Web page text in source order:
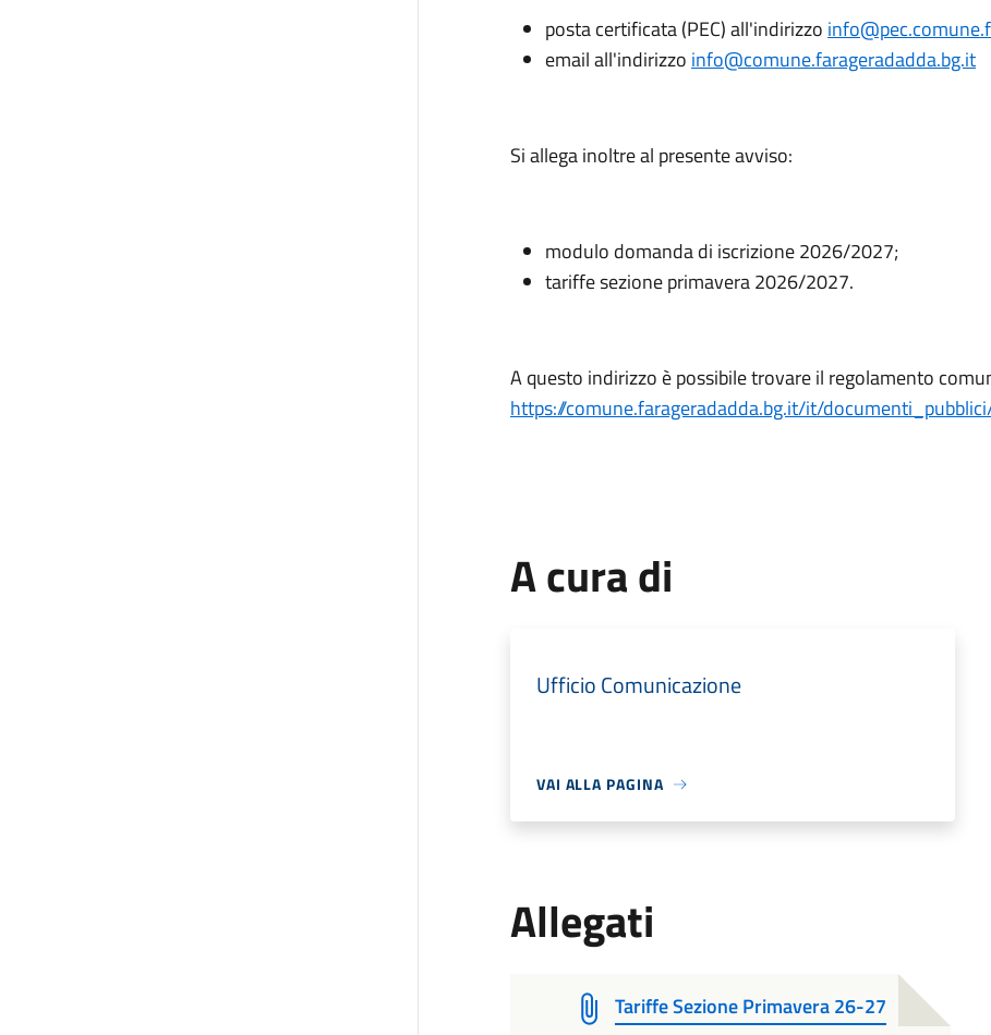
posta certificata (PEC) all'indirizzo
email all'indirizzo info@comune.farageradadda.bg.it
Si allega inoltre al presente avviso:
modulo domanda di iscrizione 2026/2027;
tariffe sezione primavera 2026/2027.
A questo indirizzo è possibile trovare il regolamento
https://comune.farageradadda.bg.it/it/
A cura di
Ufficio Comunicazione
VAI ALLA PAGINA
Allegati
Tariffe Sezione Primavera 26-27